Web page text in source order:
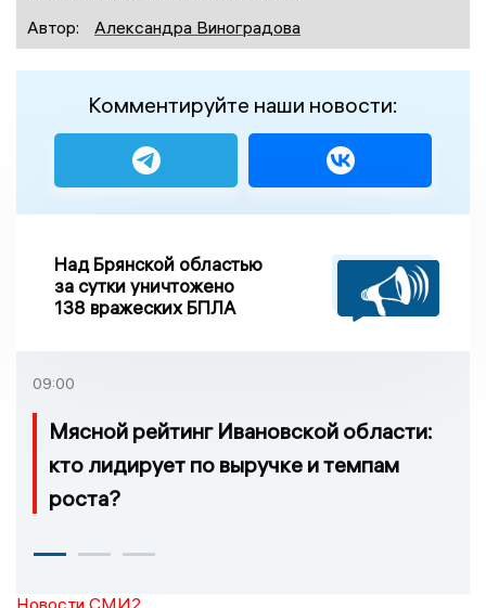
Автор:
Александра Виноградова
Комментируйте наши новости:
Над Брянской областью
за сутки уничтожено
138 вражеских БПЛА
09:00
Мясной рейтинг Ивановской области:
кто лидирует по выручке и темпам
роста?